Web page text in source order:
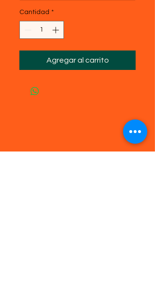
Cantidad *
Agregar al carrito